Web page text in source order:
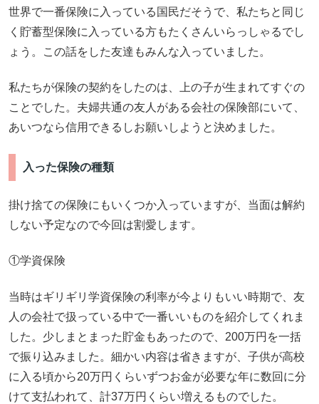
世界で一番保険に入っている国民だそうで、私たちと同じ
く貯蓄型保険に入っている方もたくさんいらっしゃるでし
ょう。この話をした友達もみんな入っていました。
私たちが保険の契約をしたのは、上の子が生まれてすぐの
ことでした。夫婦共通の友人がある会社の保険部にいて、
あいつなら信用できるしお願いしようと決めました。
入った保険の種類
掛け捨ての保険にもいくつか入っていますが、当面は解約
しない予定なので今回は割愛します。
①学資保険
当時はギリギリ学資保険の利率が今よりもいい時期で、友
人の会社で扱っている中で一番いいものを紹介してくれま
した。少しまとまった貯金もあったので、200万円を一括
で振り込みました。細かい内容は省きますが、子供が高校
に入る頃から20万円くらいずつお金が必要な年に数回に分
けて支払われて、計37万円くらい増えるものでした。